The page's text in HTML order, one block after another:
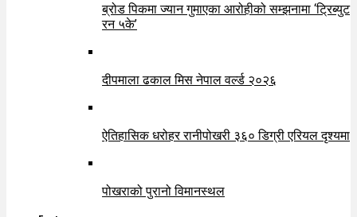
ब्रोड पिकमा ज्यान गुमाएका आरोहीको सम्झनामा ‘ट्रिब्युट
रन ५के’
दीपमाला ढकाल मिस नेपाल वर्ल्ड २०२६
ऐतिहासिक धरोहर रानीपोखरी ३६० डिग्री एरियल दृश्यमा
पोखराको पुरानो विमानस्थल